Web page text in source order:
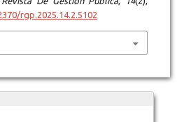
rgp.2025.14.2.5102